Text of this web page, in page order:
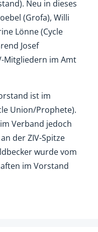
Neu in dieses
(Grofa), Willi
Lönne (Cycle
Josef
Mitgliedern im Amt
ist im
Union/Prophete).
Verband jedoch
der ZIV-Spitze
wurde vom
im Vorstand